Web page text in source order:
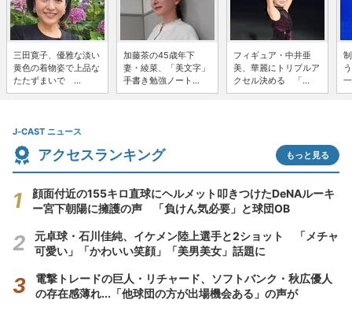
三田寛子、優雅な淡い
黄色の着物姿で上品な
たたずまいで ...
加藤茶の45歳年下
妻・綾菜、「美文字」
手書き勉強ノート...
フィギュア・中井亜
美、華麗にトリプルア
クセル決める 「...
J-CAST ニュース
アクセスランキング もっと見る
顔面付近の155キロ直球にヘルメット叩きつけたDeNAルーキ
ー宮下朝陽に擁護の声 「負けん気必要」と球団OB
元卓球・石川佳純、イケメン陸上選手と2ショット 「メチャ
可愛い」「かわいい笑顔」「美男美女」話題に
電撃トレードの巨人・リチャード、ソフトバンク・秋広優人
の存在感薄れ...「他球団の方が出場機会ある」の声が